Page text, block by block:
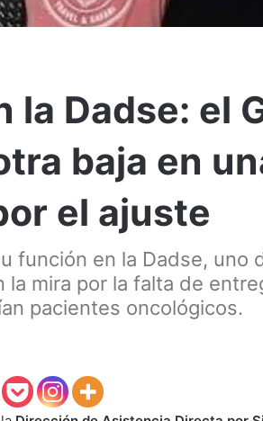
la Dadse: el
baja en
el ajuste
función en la Dadse, uno
la mira por la falta de
pacientes oncológicos.